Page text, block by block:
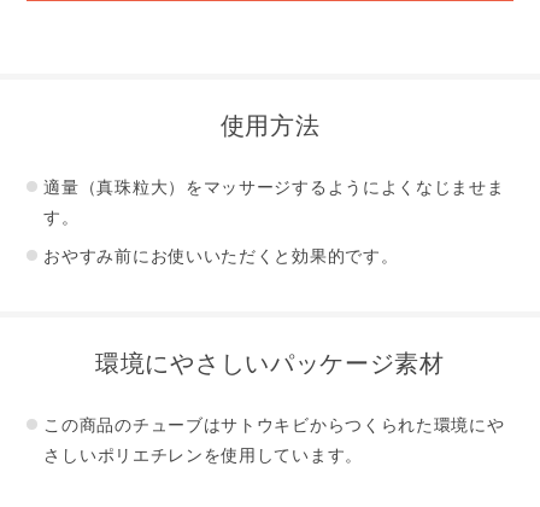
使用方法
適量（真珠粒大）をマッサージするようによくなじませま
す。
おやすみ前にお使いいただくと効果的です。
環境にやさしいパッケージ素材
この商品のチューブはサトウキビからつくられた環境にや
さしいポリエチレンを使用しています。